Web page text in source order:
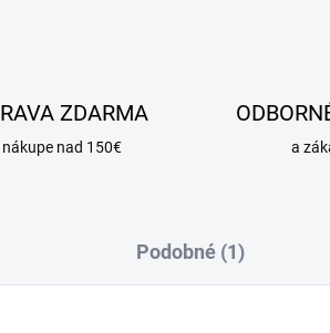
ZDARMA
nákupe nad 150€ a
Podobné (1)